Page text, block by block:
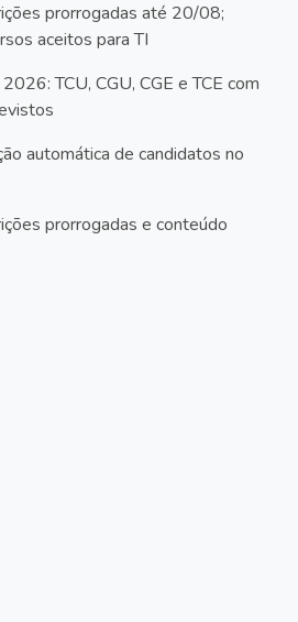
prorrogadas até 20/08;
aceitos para TI
TCU, CGU, CGE e TCE com
automática de candidatos no
prorrogadas e conteúdo